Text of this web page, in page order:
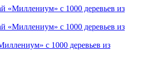
с 1000 деревьев из